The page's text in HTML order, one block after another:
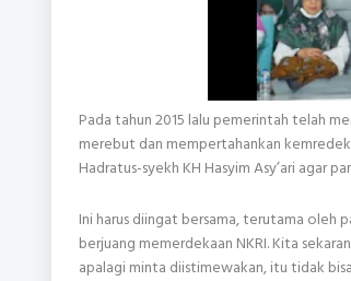
Pada tahun 2015 lalu pemerintah telah
merebut dan mempertahankan
Hadratus-syekh KH Hasyim Asy’ari agar
Ini harus diingat bersama, terutama oleh
berjuang memerdekaan NKRI. Kita
apalagi minta diistimewakan, itu tidak